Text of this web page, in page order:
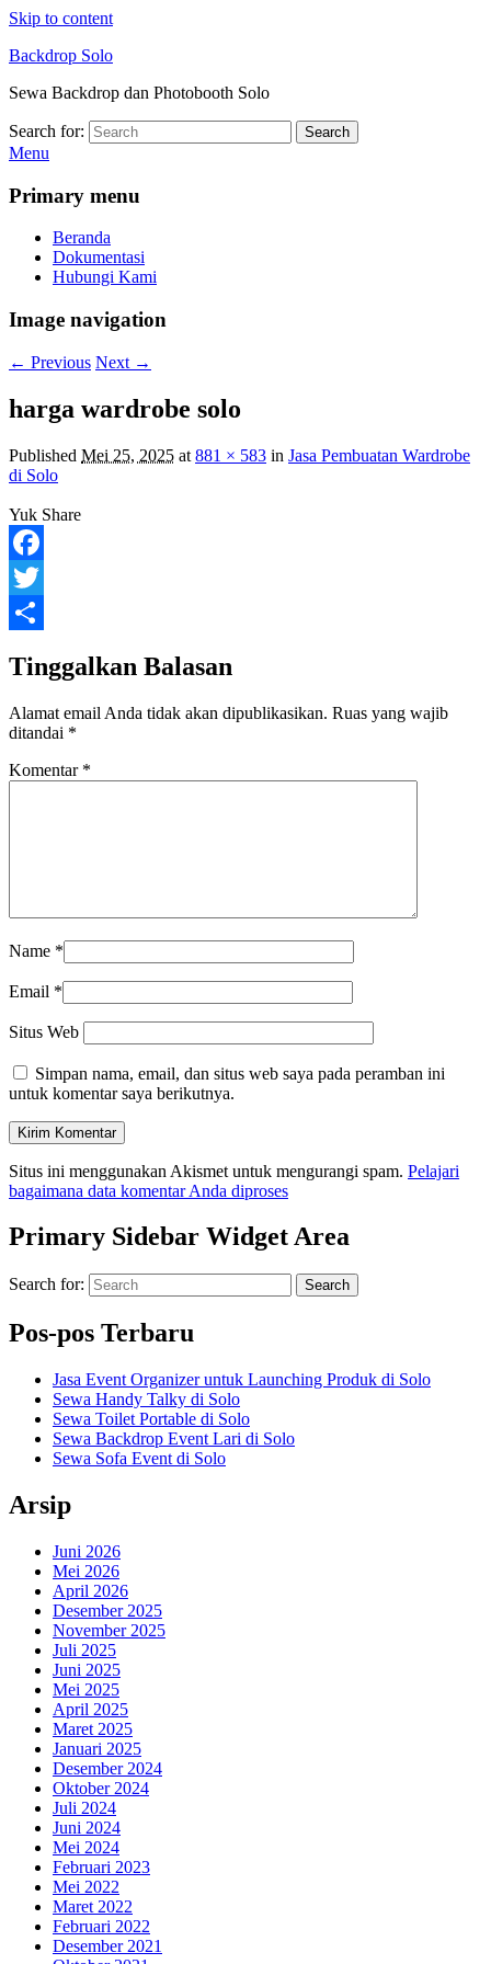
Skip to content
Backdrop Solo
Sewa Backdrop dan Photobooth Solo
Search for: Search
Menu
Primary menu
Beranda
Dokumentasi
Hubungi Kami
Image navigation
← Previous Next →
harga wardrobe solo
Published Mei 25, 2025 at 881 × 583 in Jasa Pembuatan Wardrobe
di Solo
Yuk Share
Facebook
Twitter
Tinggalkan Balasan
Alamat email Anda tidak akan dipublikasikan. Ruas yang wajib
ditandai *
Komentar *
Name *
Email *
Situs Web
Simpan nama, email, dan situs web saya pada peramban ini
untuk komentar saya berikutnya.
Situs ini menggunakan Akismet untuk mengurangi spam. Pelajari
bagaimana data komentar Anda diproses
Primary Sidebar Widget Area
Search for: Search
Pos-pos Terbaru
Jasa Event Organizer untuk Launching Produk di Solo
Sewa Handy Talky di Solo
Sewa Toilet Portable di Solo
Sewa Backdrop Event Lari di Solo
Sewa Sofa Event di Solo
Arsip
Juni 2026
Mei 2026
April 2026
Desember 2025
November 2025
Juli 2025
Juni 2025
Mei 2025
April 2025
Maret 2025
Januari 2025
Desember 2024
Oktober 2024
Juli 2024
Juni 2024
Mei 2024
Februari 2023
Mei 2022
Maret 2022
Februari 2022
Desember 2021